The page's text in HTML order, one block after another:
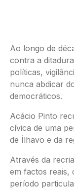
Ao longo de
contra a
políticas,
nunca abdicar
democráticos.
Acácio Pinto
cívica de uma
de Ílhavo e da
Através da
em factos reais,
período